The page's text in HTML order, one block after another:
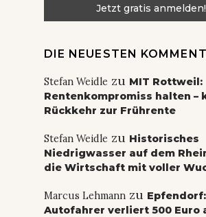
DIE NEUESTEN
Stefan Weidle zu MIT Rottweil:
Rentenkompromiss halten –
Rückkehr zur Frührente
Stefan Weidle zu Historisches
Niedrigwasser auf dem
die Wirtschaft mit voller
Marcus Lehmannzu Epfendorf:
Autofahrer verliert 500 Euro